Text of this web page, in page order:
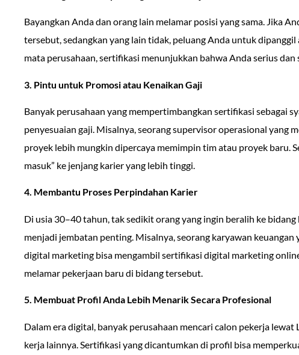
Bayangkan Anda dan orang lain melamar posisi yang sama. Jika
tersebut, sedangkan yang lain tidak, peluang Anda untuk
mata perusahaan, sertifikasi menunjukkan bahwa Anda serius dan
3. Pintu untuk Promosi atau Kenaikan Gaji
Banyak perusahaan yang mempertimbangkan sertifikasi sebagai
penyesuaian gaji. Misalnya, seorang supervisor operasional yang
proyek lebih mungkin dipercaya memimpin tim atau proyek baru.
masuk” ke jenjang karier yang lebih tinggi.
4. Membantu Proses Perpindahan Karier
Di usia 30–40 tahun, tak sedikit orang yang ingin beralih ke
menjadi jembatan penting. Misalnya, seorang karyawan keuangan
digital marketing bisa mengambil sertifikasi digital marketing
melamar pekerjaan baru di bidang tersebut.
5. Membuat Profil Anda Lebih Menarik Secara Profesional
Dalam era digital, banyak perusahaan mencari calon pekerja
kerja lainnya. Sertifikasi yang dicantumkan di profil bisa